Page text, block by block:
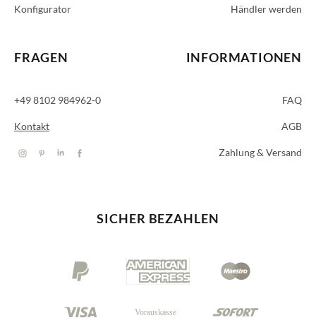
Konfigurator
FRAGEN
+49 8102 984962-0
Kontakt
Händler werden
INFORMATIONEN
FAQ
AGB
Zahlung & Versand
SICHER BEZAHLEN